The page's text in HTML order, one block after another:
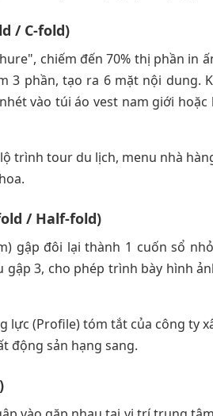
/ C-fold)
chiếm đến 70% thị phần in
3 phần, tạo ra 6 mặt nội dung.
vào túi áo vest nam giới
trình tour du lịch, menu nhà
/ Half-fold)
gập đôi lại thành 1 cuốn sổ
3, cho phép trình bày hình
lực (Profile) tóm tắt của công ty
động sản hạng sang.